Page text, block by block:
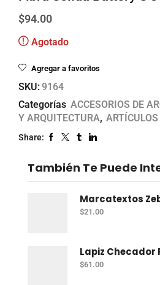
$94.00
Agotado
Agregar a favoritos
SKU:9164
Categorías ACCESORIOS DE
Y ARQUITECTURA,
Share:
También Te Puede
$21.00
$61.00